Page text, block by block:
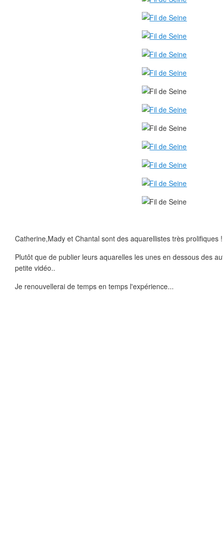
Catherine,Mady et Chantal sont des aquarellistes très prolifiques !
Plutôt que de publier leurs aquarelles les unes en dessous des
petite vidéo..
Je renouvellerai de temps en temps l'expérience...